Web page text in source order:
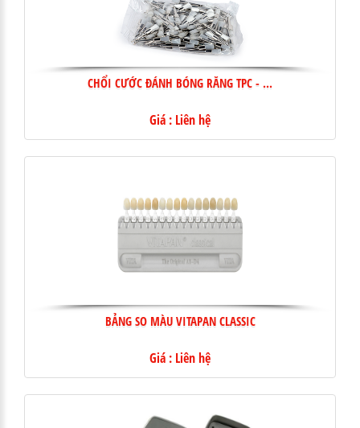
CHỔI CƯỚC ĐÁNH BÓNG RĂNG TPC - ...
Giá : Liên hệ
BẢNG SO MÀU VITAPAN CLASSIC
Giá : Liên hệ